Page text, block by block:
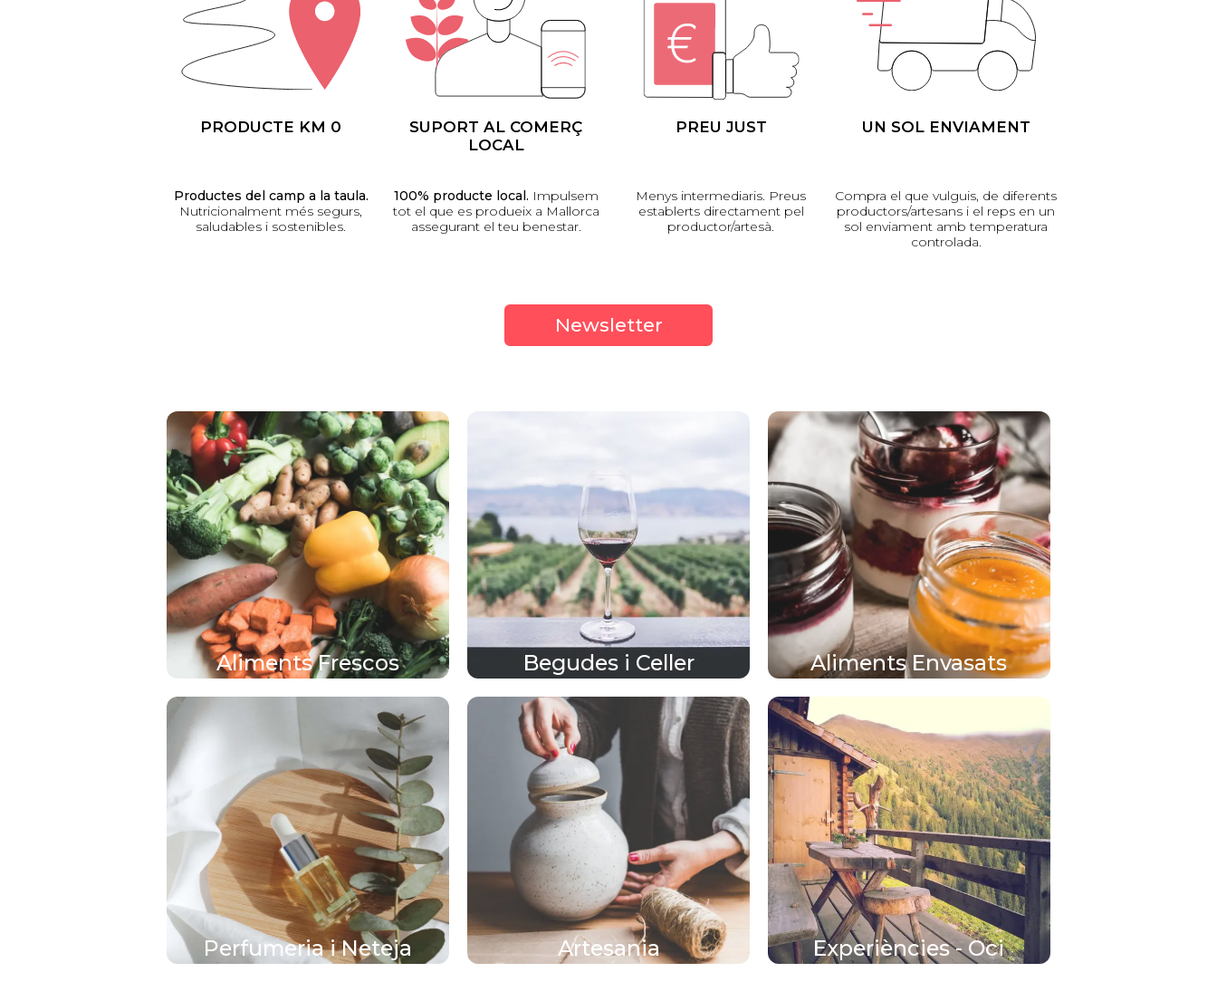
PRODUCTE KM 0
Productes del camp a la taula.
Nutricionalment més segurs,
saludables i sostenibles.
SUPORT AL COMERÇ
LOCAL
100% producte local. Impulsem
tot el que es produeix a Mallorca
assegurant el teu benestar.
PREU JUST
Menys intermediaris. Preus
establerts directament pel
productor/artesà.
UN SOL ENVIAMENT
Compra el que vulguis, de diferents
productors/artesans i el reps en un
sol enviament amb temperatura
controlada.
Newsletter
Aliments Frescos Begudes i Celler Aliments Envasats
Perfumeria i Neteja Artesania Experiències - Oci